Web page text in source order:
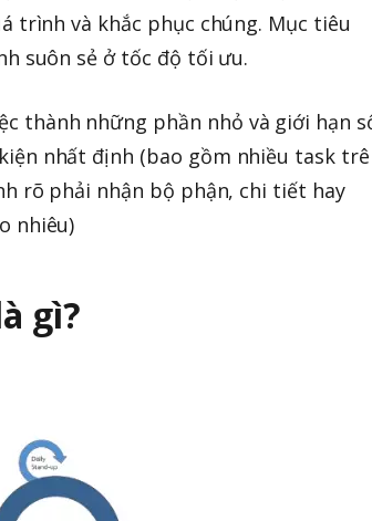
trình và khắc phục chúng. Mục tiêu
suôn sẻ ở tốc độ tối ưu.
thành những phần nhỏ và giới hạn
nhất định (bao gồm nhiều task
rõ phải nhận bộ phận, chi tiết hay
nhiêu)
gì?